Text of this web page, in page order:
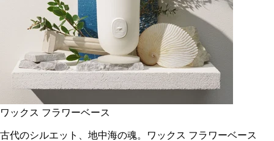
ワックス フラワーベース
古代のシルエット、地中海の魂。ワックス フラワーベース